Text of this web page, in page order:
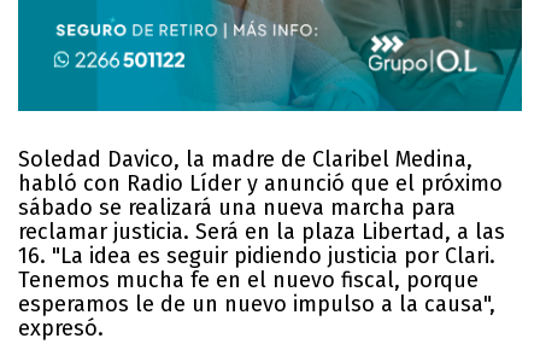
Soledad Davico, la madre de Claribel Medina,
habló con Radio Líder y anunció que el próximo
sábado se realizará una nueva marcha para
reclamar justicia. Será en la plaza Libertad, a las
16. "La idea es seguir pidiendo justicia por Clari.
Tenemos mucha fe en el nuevo fiscal, porque
esperamos le de un nuevo impulso a la causa",
expresó.